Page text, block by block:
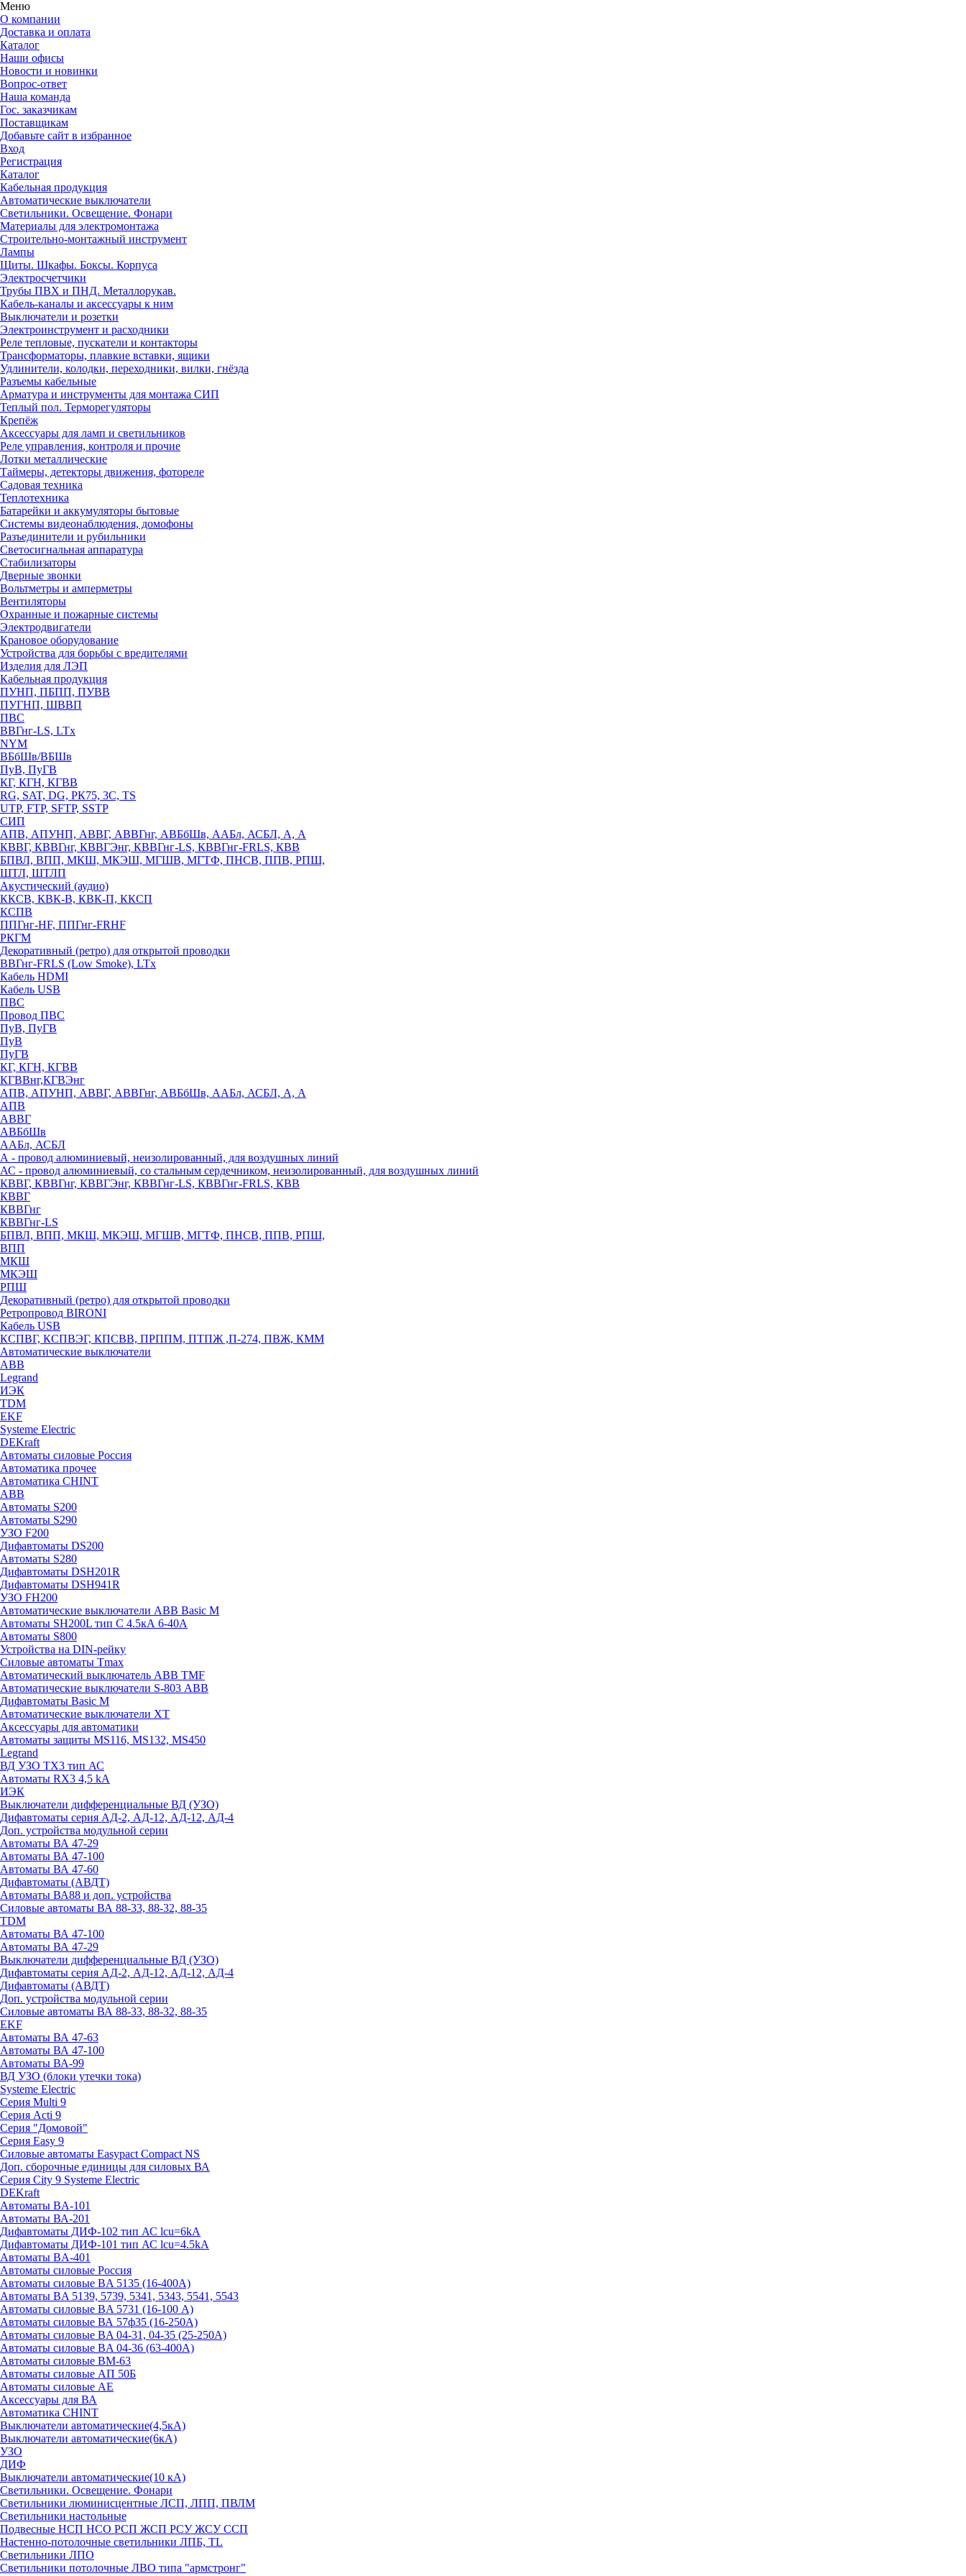
Меню
О компании
Доставка и оплата
Каталог
Наши офисы
Новости и новинки
Вопрос-ответ
Наша команда
Гос. заказчикам
Поставщикам
Добавьте сайт в избранное
Вход
Регистрация
Каталог
Кабельная продукция
Автоматические выключатели
Светильники. Освещение. Фонари
Материалы для электромонтажа
Строительно-монтажный инструмент
Лампы
Щиты. Шкафы. Боксы. Корпуса
Электросчетчики
Трубы ПВХ и ПНД. Металлорукав.
Кабель-каналы и аксессуары к ним
Выключатели и розетки
Электроинструмент и расходники
Реле тепловые, пускатели и контакторы
Трансформаторы, плавкие вставки, ящики
Удлинители, колодки, переходники, вилки, гнёзда
Разъемы кабельные
Арматура и инструменты для монтажа СИП
Теплый пол. Терморегуляторы
Крепёж
Аксессуары для ламп и светильников
Реле управления, контроля и прочие
Лотки металлические
Таймеры, детекторы движения, фотореле
Садовая техника
Теплотехника
Батарейки и аккумуляторы бытовые
Системы видеонаблюдения, домофоны
Разъединители и рубильники
Светосигнальная аппаратура
Стабилизаторы
Дверные звонки
Вольтметры и амперметры
Вентиляторы
Охранные и пожарные системы
Электродвигатели
Крановое оборудование
Устройства для борьбы с вредителями
Изделия для ЛЭП
Кабельная продукция
ПУНП, ПБПП, ПУВВ
ПУГНП, ШВВП
ПВС
ВВГнг-LS, LTx
NYM
ВБбШв/ВБШв
ПуВ, ПуГВ
КГ, КГН, КГВВ
RG, SAT, DG, РК75, 3С, TS
UTP, FTP, SFTP, SSTP
СИП
АПВ, АПУНП, АВВГ, АВВГнг, АВБбШв, ААБл, АСБЛ, А, А
КВВГ, КВВГнг, КВВГЭнг, КВВГнг-LS, КВВГнг-FRLS, КВВ
БПВЛ, ВПП, МКШ, МКЭШ, МГШВ, МГТФ, ПНСВ, ППВ, РПШ,
ШТЛ, ШТЛП
Акустический (аудио)
ККСВ, КВК-В, КВК-П, ККСП
КСПВ
ППГнг-HF, ППГнг-FRHF
РКГМ
Декоративный (ретро) для открытой проводки
ВВГнг-FRLS (Low Smoke), LTx
Кабель HDMI
Кабель USB
ПВС
Провод ПВС
ПуВ, ПуГВ
ПуВ
ПуГВ
КГ, КГН, КГВВ
КГВВнг,КГВЭнг
АПВ, АПУНП, АВВГ, АВВГнг, АВБбШв, ААБл, АСБЛ, А, А
АПВ
АВВГ
АВБбШв
ААБл, АСБЛ
А - провод алюминиевый, неизолированный, для воздушных линий
АС - провод алюминиевый, со стальным сердечником, неизолированный, для воздушных линий
КВВГ, КВВГнг, КВВГЭнг, КВВГнг-LS, КВВГнг-FRLS, КВВ
КВВГ
КВВГнг
КВВГнг-LS
БПВЛ, ВПП, МКШ, МКЭШ, МГШВ, МГТФ, ПНСВ, ППВ, РПШ,
ВПП
МКШ
МКЭШ
РПШ
Декоративный (ретро) для открытой проводки
Ретропровод BIRONI
Кабель USB
КСПВГ, КСПВЭГ, КПСВВ, ПРППМ, ПТПЖ ,П-274, ПВЖ, КММ
Автоматические выключатели
ABB
Legrand
ИЭК
TDM
EKF
Systeme Electric
DEKraft
Автоматы силовые Россия
Автоматика прочее
Автоматика CHINT
ABB
Автоматы S200
Автоматы S290
УЗО F200
Дифавтоматы DS200
Автоматы S280
Дифавтоматы DSH201R
Дифавтоматы DSH941R
УЗО FH200
Автоматические выключатели ABB Basic M
Автоматы SH200L тип С 4.5кА 6-40А
Автоматы S800
Устройства на DIN-рейку
Силовые автоматы Tmax
Автоматический выключатель ABB TMF
Автоматические выключатели S-803 АВВ
Дифавтоматы Basic M
Автоматические выключатели XT
Аксессуары для автоматики
Автоматы защиты MS116, MS132, MS450
Legrand
ВД УЗО TX3 тип АС
Автоматы RX3 4,5 kA
ИЭК
Выключатели дифференциальные ВД (УЗО)
Дифавтоматы серия АД-2, АД-12, АД-12, АД-4
Доп. устройства модульной серии
Автоматы ВА 47-29
Автоматы ВА 47-100
Автоматы ВА 47-60
Дифавтоматы (АВДТ)
Автоматы ВА88 и доп. устройства
Силовые автоматы ВА 88-33, 88-32, 88-35
TDM
Автоматы ВА 47-100
Автоматы ВА 47-29
Выключатели дифференциальные ВД (УЗО)
Дифавтоматы серия АД-2, АД-12, АД-12, АД-4
Дифавтоматы (АВДТ)
Доп. устройства модульной серии
Силовые автоматы ВА 88-33, 88-32, 88-35
EKF
Автоматы ВА 47-63
Автоматы ВА 47-100
Автоматы ВА-99
ВД УЗО (блоки утечки тока)
Systeme Electric
Серия Multi 9
Серия Acti 9
Серия "Домовой"
Серия Easy 9
Силовые автоматы Easypact Compact NS
Доп. сборочные единицы для силовых ВА
Серия City 9 Systeme Electric
DEKraft
Автоматы BA-101
Автоматы ВА-201
Дифавтоматы ДИФ-102 тип АС lcu=6kA
Дифавтоматы ДИФ-101 тип АС lcu=4.5kA
Автоматы BA-401
Автоматы силовые Россия
Автоматы силовые BA 5135 (16-400А)
Автоматы BA 5139, 5739, 5341, 5343, 5541, 5543
Автоматы силовые BA 5731 (16-100 А)
Автоматы силовые ВА 57ф35 (16-250А)
Автоматы силовые BA 04-31, 04-35 (25-250А)
Автоматы силовые BA 04-36 (63-400А)
Автоматы силовые ВМ-63
Автоматы силовые АП 50Б
Автоматы силовые АЕ
Аксессуары для ВА
Автоматика CHINT
Выключатели автоматические(4,5кА)
Выключатели автоматические(6кА)
УЗО
ДИФ
Выключатели автоматические(10 кА)
Светильники. Освещение. Фонари
Светильники люминисцентные ЛСП, ЛПП, ПВЛМ
Светильники настольные
Подвесные НСП НСО РСП ЖСП РСУ ЖСУ ССП
Настенно-потолочные светильники ЛПБ, TL
Светильники ЛПО
Светильники потолочные ЛВО типа "армстронг"